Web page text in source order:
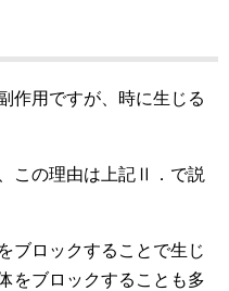
作用ですが、時に生じる
この理由は上記Ⅱ．で説
ブロックすることで生じ
をブロックすることも多